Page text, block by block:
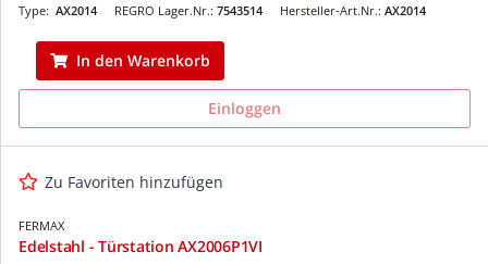
REGRO Lager.Nr.: 7543514
Type: AX2014 Hersteller-Art.Nr.: AX2014
In den Warenkorb
Einloggen
Zu Favoriten hinzufügen
FERMAX
Edelstahl - Türstation AX2006P1VI